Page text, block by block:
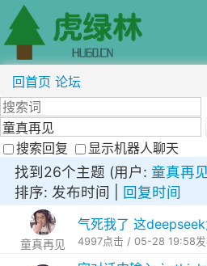
回首页 论坛
搜索回复 显示机器人聊天
找到26个主题 (用户: 童真再
排序: 发布时间 | 回复时间
童真再见
气死我了 这deepseek
4997点击 / 05-28 19:58